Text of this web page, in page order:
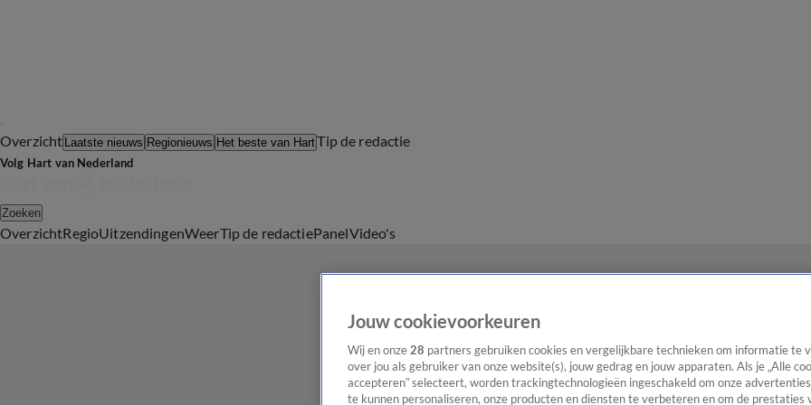
Overzicht Laatste nieuws Regionieuws Het beste van HartTip de redactie
Volg Hart van Nederland
Zoeken
OverzichtRegioUitzendingenWeerTip de redactiePanelVideo's
Jouw cookievoorkeuren
Wij en onze 28 partners gebruiken cookies en vergelijkbare technieken om informatie te
over jou als gebruiker van onze website(s), jouw gedrag en jouw apparaten. Als je „Alle
accepteren” selecteert, worden trackingtechnologieën ingeschakeld om onze
te kunnen personaliseren, onze producten en diensten te verbeteren en om de prestaties